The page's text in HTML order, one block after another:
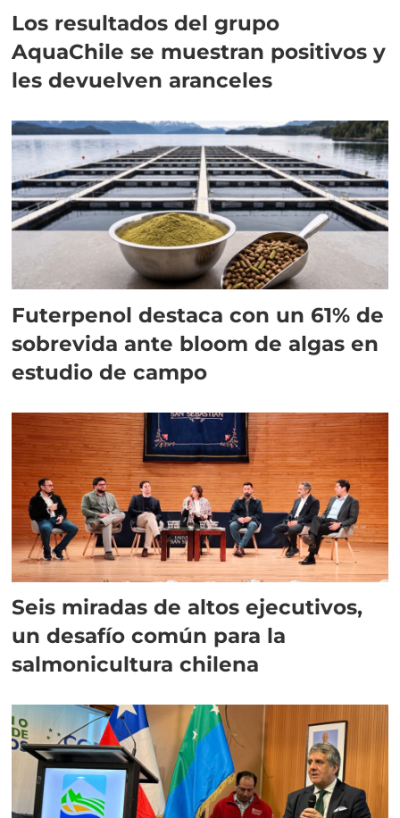
Los resultados del grupo
AquaChile se muestran positivos y
les devuelven aranceles
Futerpenol destaca con un 61% de
sobrevida ante bloom de algas en
estudio de campo
Seis miradas de altos ejecutivos,
un desafío común para la
salmonicultura chilena